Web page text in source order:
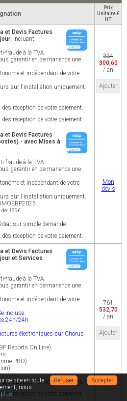
Prix
Unitaire €
HT
et Devis Factures
, incluant:
fraude à la TVA.
garantir en permanence une
et indépendant de votre
sur l'installation uniquement.
réception de votre paiement.
réception de votre paiement.
334
300,60
/ an
Ajouter
et Devis Factures
- avec Mises à
fraude à la TVA.
garantir en permanence une
et indépendant de votre
sur l'installation uniquement.
de: 189€
sur simple demande.
réception de votre paiement.
Mon
devis
et Devis Factures
et Services
fraude à la TVA.
garantir en permanence une
et indépendant de votre
incluse.
24h/24h.
électroniques sur Chorus
Reports On Line).
PRO).
réception de votre paiement.
réception de votre paiement.
761
532,70
/ an
Ajouter
Accepter
Refuser
ce site en toute
nous
plus